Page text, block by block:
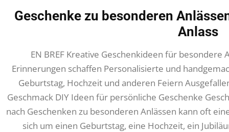
Geschenke zu besonderen
Anlass
EN BREF Kreative Geschenkideen für besondere
Erinnerungen schaffen Personalisierte und
Geburtstag, Hochzeit und anderen Feiern
Geschmack DIY Ideen für persönliche Geschenke
nach Geschenken zu besonderen Anlässen kann oft
sich um einen Geburtstag, eine Hochzeit, ein